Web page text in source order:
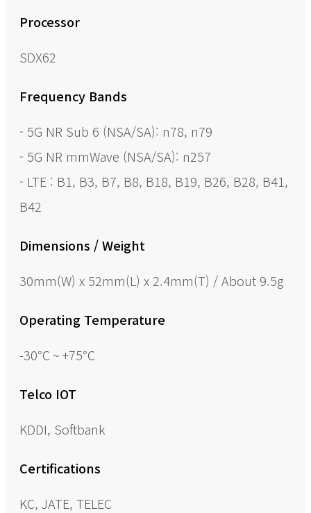
Processor
SDX62
Frequency Bands
- 5G NR Sub 6 (NSA/SA): n78, n79
- 5G NR mmWave (NSA/SA): n257
- LTE : B1, B3, B7, B8, B18, B19, B26, B28, B41,
B42
Dimensions / Weight
30mm(W) x 52mm(L) x 2.4mm(T) / About 9.5g
Operating Temperature
-30℃ ~ +75℃
Telco IOT
KDDI, Softbank
Certifications
KC, JATE, TELEC